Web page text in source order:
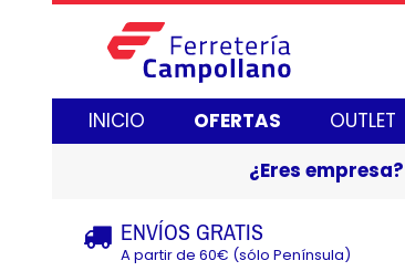
INICIO OFERTAS OUTLET
¿Eres empresa?
ENVÍOS GRATIS
A partir de 60€ (sólo Península)